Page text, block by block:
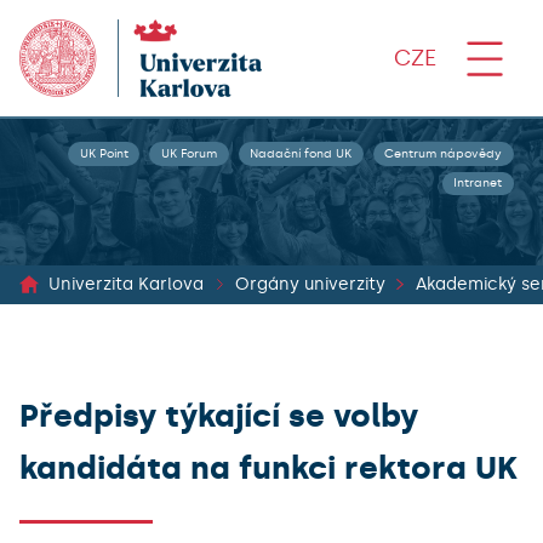
CZE
UK Point UK Forum Nadační fond UK Centrum nápovědy
Intranet
Univerzita Karlova Orgány univerzity Akademický
Předpisy týkající se volby
kandidáta na funkci rektora UK